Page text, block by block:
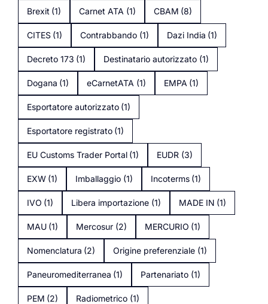
Brexit (1) Carnet ATA (1) CBAM (8)
CITES (1) Contrabbando (1) Dazi India (1)
Decreto 173 (1) Destinatario autorizzato (1)
Dogana (1) eCarnetATA (1) EMPA (1)
Esportatore autorizzato (1)
Esportatore registrato (1)
EU Customs Trader Portal (1) EUDR (3)
EXW (1) Imballaggio (1) Incoterms (1)
IVO (1) Libera importazione (1) MADE IN (1)
MAU (1) Mercosur (2) MERCURIO (1)
Nomenclatura (2) Origine preferenziale (1)
Paneuromediterranea (1) Partenariato (1)
PEM (2) Radiometrico (1)